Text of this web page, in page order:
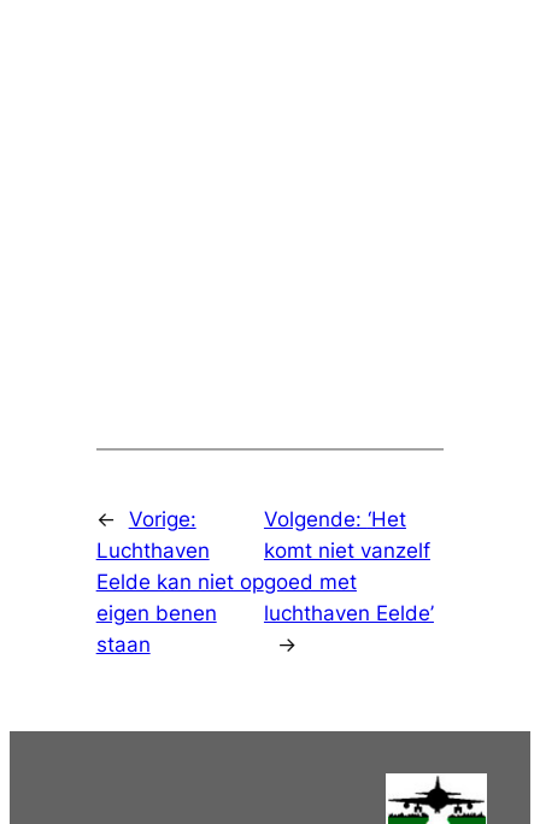
← Vorige:
Luchthaven
Eelde kan niet op
eigen benen
staan
Volgende: ‘Het
komt niet vanzelf
goed met
luchthaven Eelde’
→